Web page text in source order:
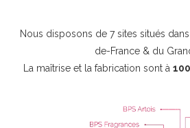
Nous disposons de 7 sites situés
de-France & du
La maîtrise et la fabrication sont à